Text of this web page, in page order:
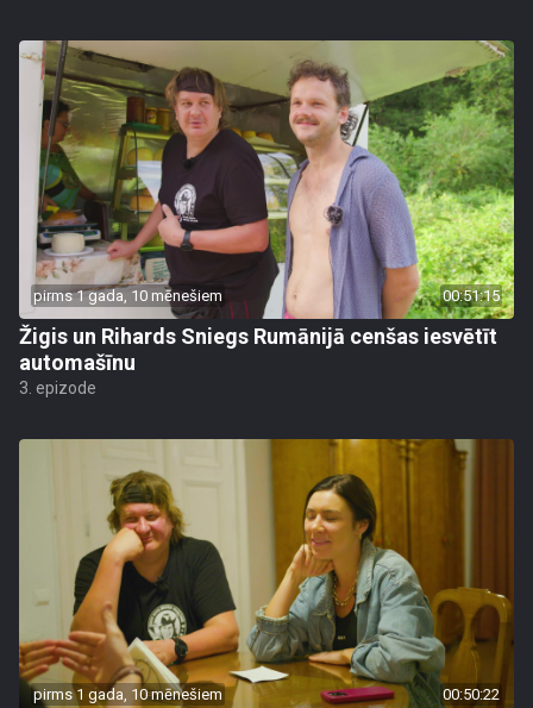
pirms 1 gada, 10 mēnešiem 00:51:15
Žigis un Rihards Sniegs Rumānijā cenšas iesvētīt
automašīnu
3. epizode
pirms 1 gada, 10 mēnešiem 00:50:22